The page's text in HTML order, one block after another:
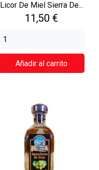
Licor De Miel Sierra De...
Precio
11,50 €
Añadir al carrito